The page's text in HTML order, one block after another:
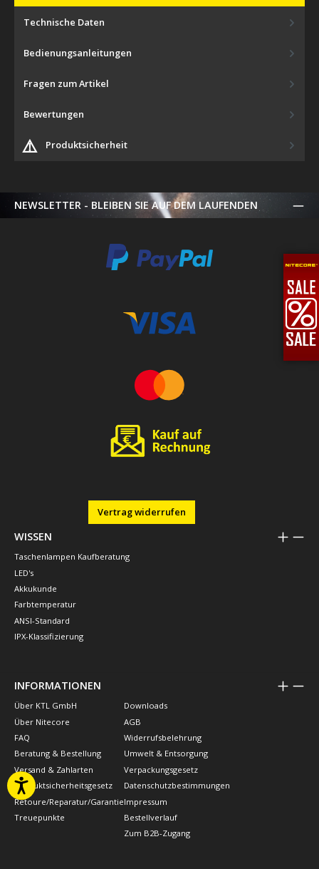
Technische Daten
Bedienungsanleitungen
⚠️ Produktsicherheit
Fragen zum Artikel
Bewertungen
NEWSLETTER - BLEIBEN SIE AUF DEM LAUFENDEN
Vertrag widerrufen
WISSEN
Taschenlampen Kaufberatung
LED's
Akkukunde
Farbtemperatur
ANSI-Standard
IPX-Klassifizierung
INFORMATIONEN
Über KTL GmbH
Über Nitecore
FAQ
Beratung & Bestellung
Versand & Zahlarten
Produktsicherheitsgesetz
Retoure/Reparatur/Garantie
Treuepunkte
Downloads
AGB
Widerrufsbelehrung
Umwelt & Entsorgung
Verpackungsgesetz
Datenschutzbestimmungen
Impressum
Bestellverlauf
Zum B2B-Zugang